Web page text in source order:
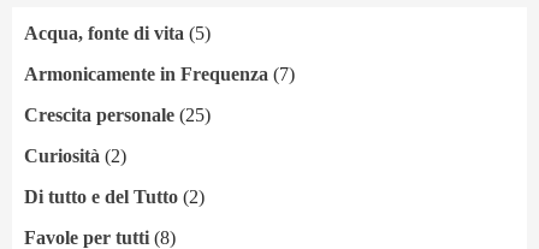
Acqua, fonte di vita (5)
Armonicamente in Frequenza (7)
Crescita personale (25)
Curiosità (2)
Di tutto e del Tutto (2)
Favole per tutti (8)